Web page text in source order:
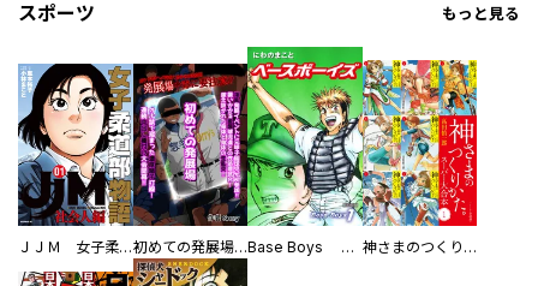
スポーツ もっと見る
ＪＪＭ 女子柔道部物語 社会人編 初めての発展場 【白抜き修正版】 Base Boys 新装版 神さまのつくりかた。スーパー大合本